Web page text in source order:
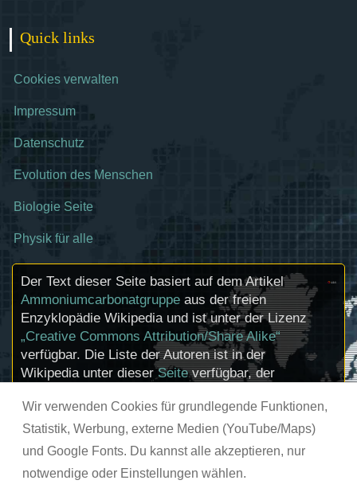
Wir verwenden Cookies für grundlegende Funktionen,
Statistik, Werbung, externe Medien (YouTube/Maps)
und Google Fonts. Du kannst alle akzeptieren, nur
notwendige oder Einstellungen wählen.
Quick links
Cookies verwalten
Impressum
Datenschutz
Evolution des Menschen
Biologie Seite
Physik für alle
Der Text dieser Seite basiert auf dem Artikel
Ammoniumcarbonatgruppe aus der freien
Enzyklopädie Wikipedia und ist unter der Lizenz
„Creative Commons Attribution/Share Alike“
verfügbar. Die Liste der Autoren ist in der
Wikipedia unter dieserSeiteverfügbar, der
Informationen zu den Urhebern und zum
Lizenzstatus eingebundener Mediendateien
(etwa Bilder oder Videos) können im Regelfall
durch Anklicken dieser abgerufen werden.